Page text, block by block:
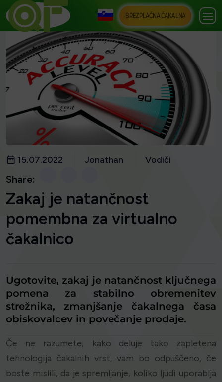
BREZPLAČNA ČAKALNA
15.07.2022 Jonathan Vodiči
Share:
Zakaj je natančnost
pomembna za virtualno
čakalnico
Ugotovite, zakaj je natančnost ključnega
pomena za stabilno obremenitev
strežnika, zmanjšanje čakalnega časa
obiskovalcev in povečanje prodaje.
Če ne razumete, kako deluje tako zapletena
tehnologija čakalnih vrst, vam bo odpuščeno, če
boste mislili, da je spremljanje, koliko ljudi uporablja